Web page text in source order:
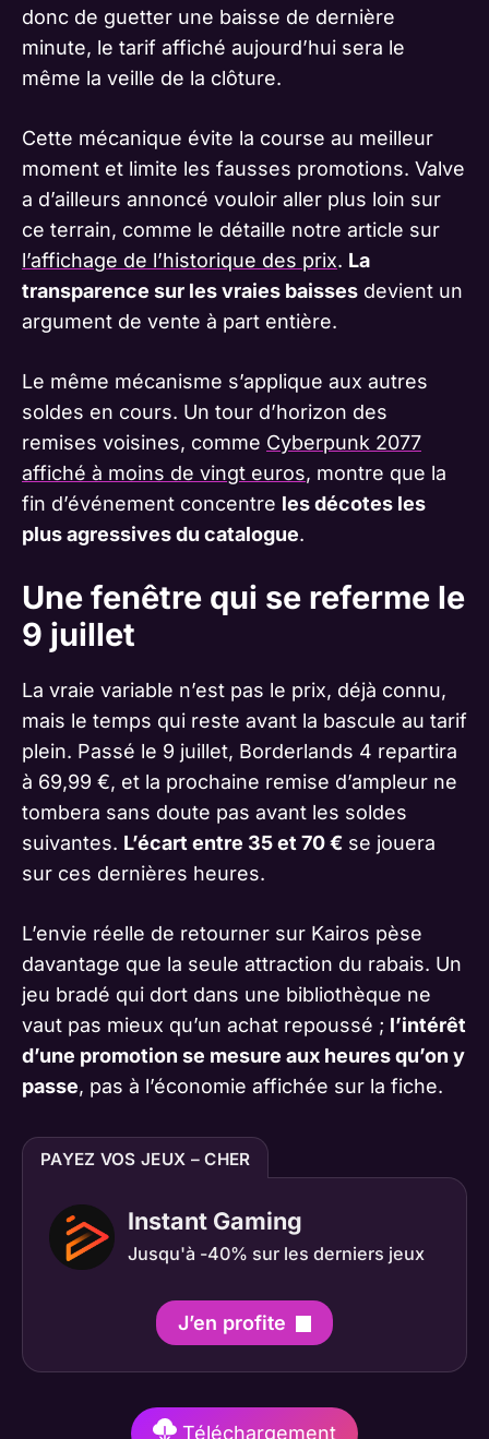
donc de guetter une baisse de dernière
minute, le tarif affiché aujourd’hui sera le
même la veille de la clôture.
Cette mécanique évite la course au meilleur
moment et limite les fausses promotions. Valve
a d’ailleurs annoncé vouloir aller plus loin sur
ce terrain, comme le détaille notre article sur
l’affichage de l’historique des prix. La
transparence sur les vraies baisses devient un
argument de vente à part entière.
Le même mécanisme s’applique aux autres
soldes en cours. Un tour d’horizon des
remises voisines, comme Cyberpunk 2077
affiché à moins de vingt euros, montre que la
fin d’événement concentre les décotes les
plus agressives du catalogue.
Une fenêtre qui se referme le
9 juillet
La vraie variable n’est pas le prix, déjà connu,
mais le temps qui reste avant la bascule au tarif
plein. Passé le 9 juillet, Borderlands 4 repartira
à 69,99 €, et la prochaine remise d’ampleur ne
tombera sans doute pas avant les soldes
suivantes. L’écart entre 35 et 70 € se jouera
sur ces dernières heures.
L’envie réelle de retourner sur Kairos pèse
davantage que la seule attraction du rabais. Un
jeu bradé qui dort dans une bibliothèque ne
vaut pas mieux qu’un achat repoussé ; l’intérêt
d’une promotion se mesure aux heures qu’on y
passe, pas à l’économie affichée sur la fiche.
PAYEZ VOS JEUX – CHER
Instant Gaming
Jusqu'à -40% sur les derniers jeux
J’en profite
Téléchargement